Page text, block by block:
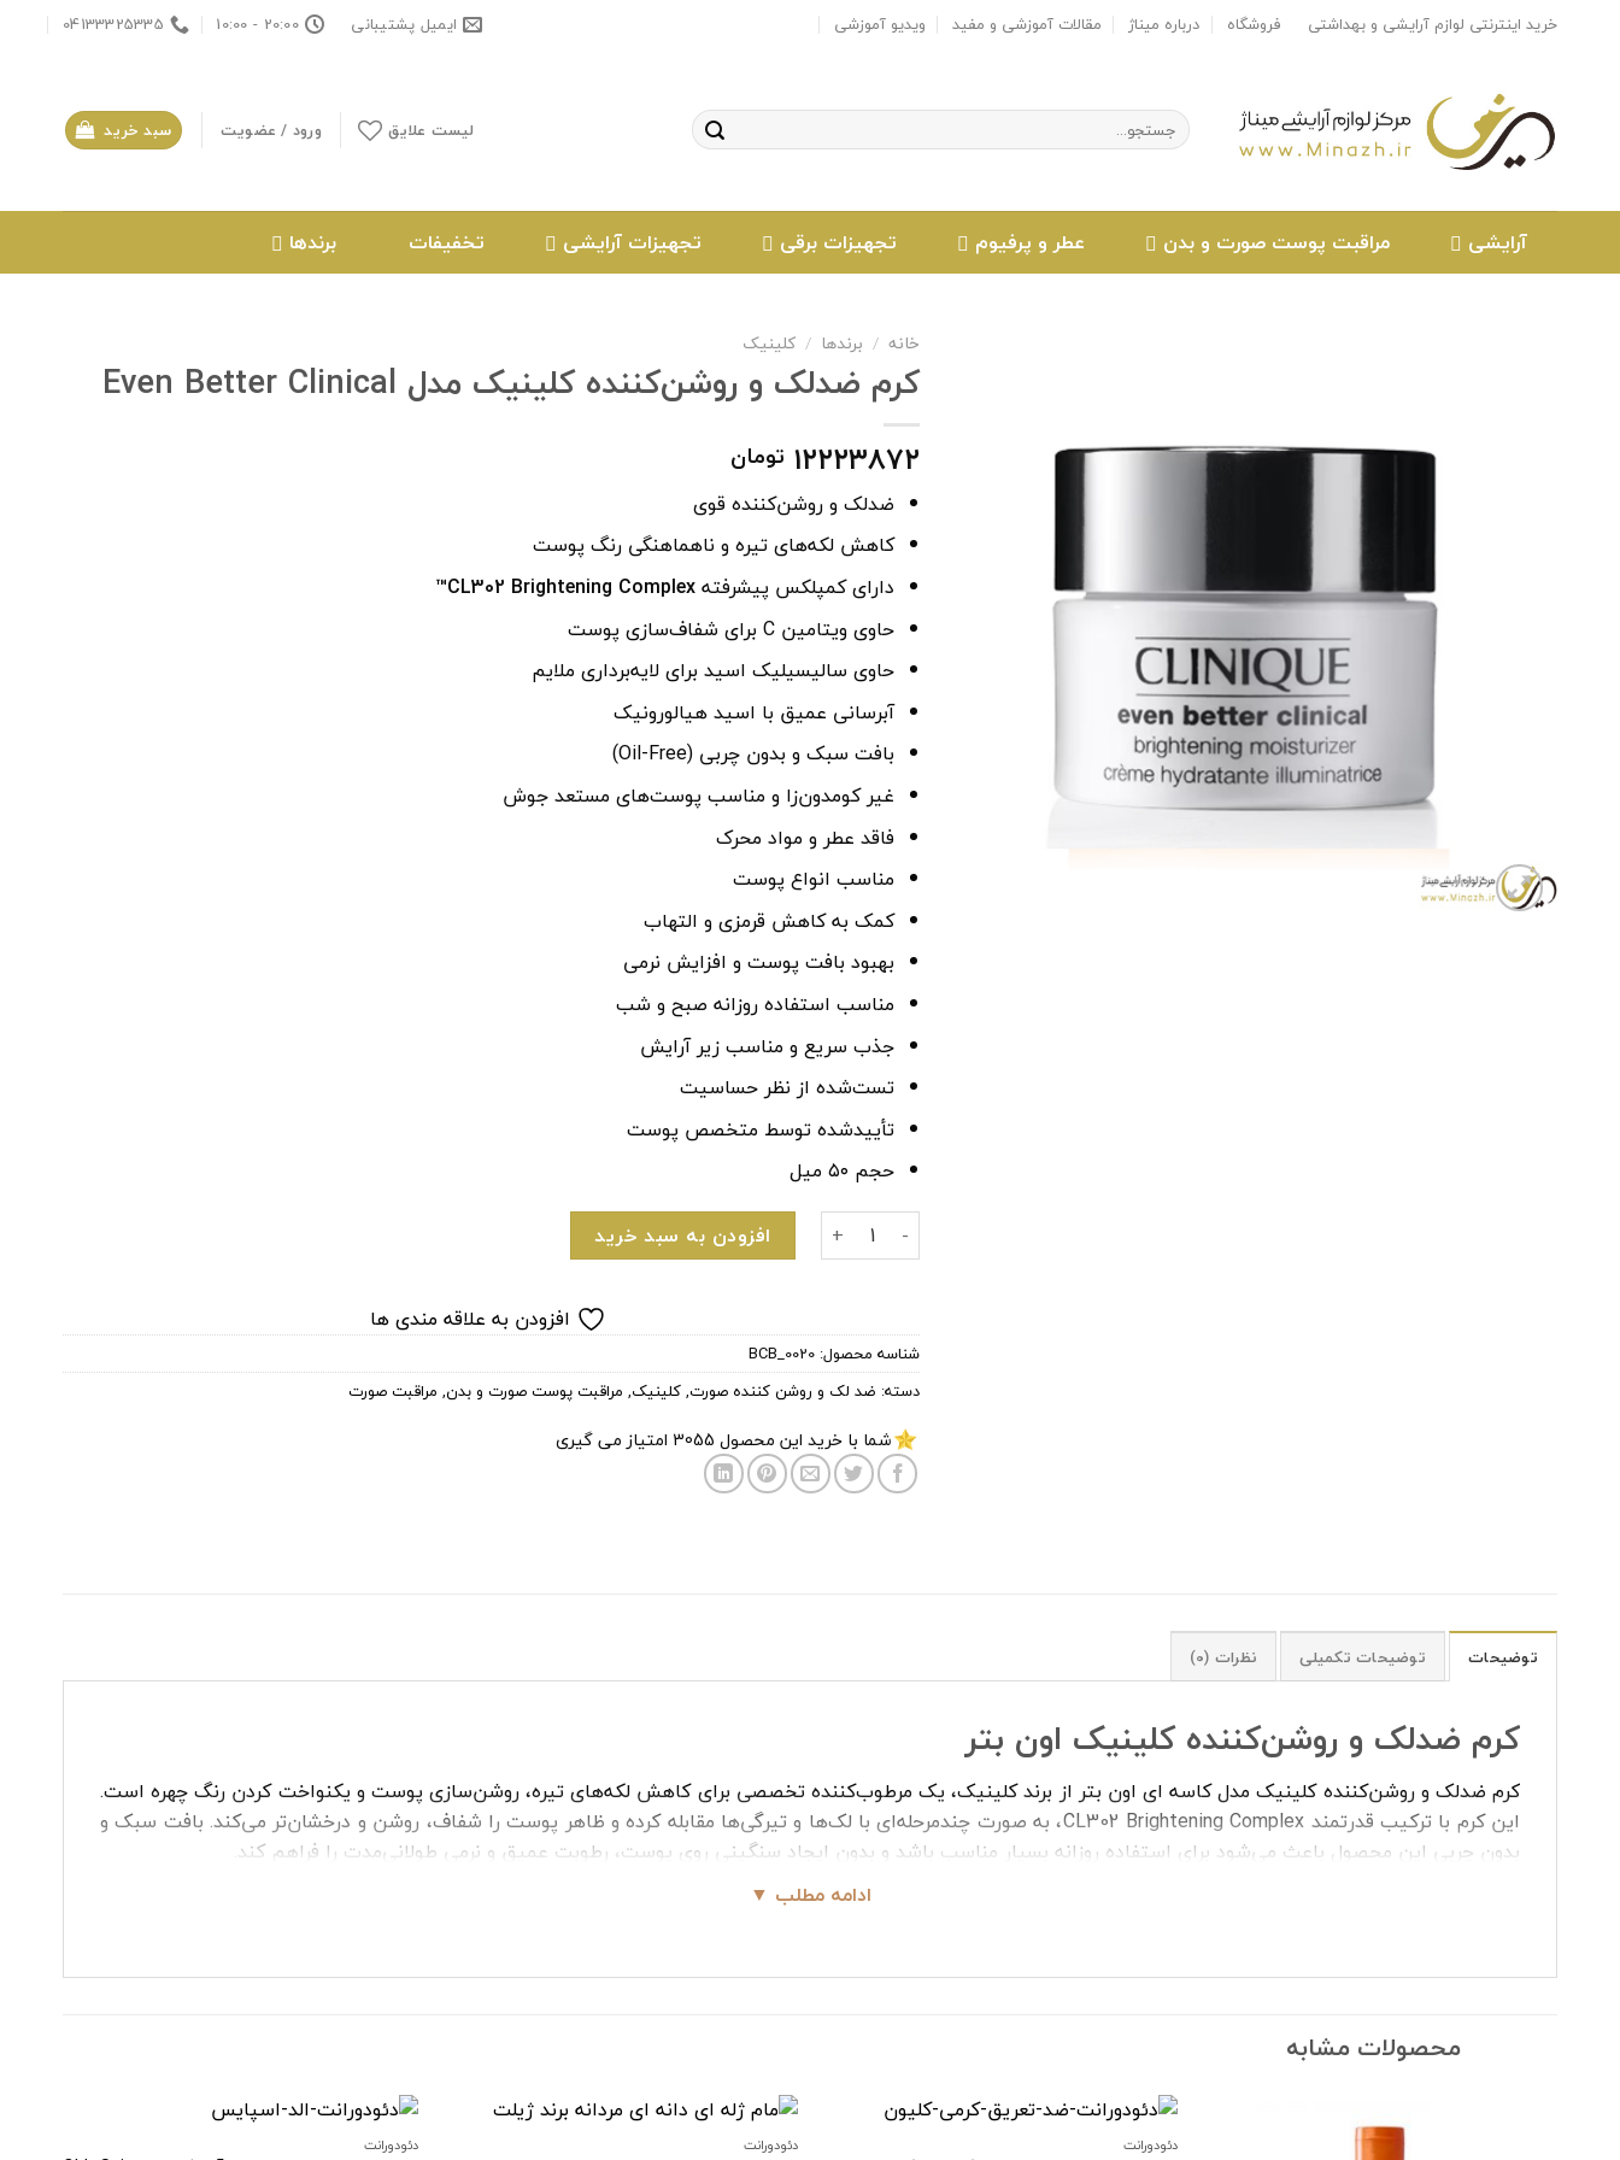
خرید اینترنتی لوازم آرایشی و بهداشتی فروشگاه درباره میناژ مقالات آموزشی و مفید ویدیو آموزشی ایمیل پشتیبانی 20:00 - 10:00
04133325335
جستجو
برای:
لیست علایق ورود / عضویت سبد خرید
آرایشی مراقبت پوست صورت و بدن عطر و پرفیوم تجهیزات برقی تجهیزات آرایشی تخفیفات برندها
خانه / برندها / کلینیک
کرم ضدلک و روشن‌کننده کلینیک مدل Even Better Clinical
۱۲۲۲۳۸۷۲ تومان
ضدلک و روشن‌کننده قوی
کاهش لکه‌های تیره و ناهماهنگی رنگ پوست
دارای کمپلکس پیشرفتهCL302 Brightening Complex™
حاوی ویتامین C برای شفاف‌سازی پوست
حاوی سالیسیلیک اسید برای لایه‌برداری ملایم
آبرسانی عمیق با اسید هیالورونیک
بافت سبک و بدون چربی (Oil-Free)
غیر کومدون‌زا و مناسب پوست‌های مستعد جوش
فاقد عطر و مواد محرک
مناسب انواع پوست
کمک به کاهش قرمزی و التهاب
بهبود بافت پوست و افزایش نرمی
مناسب استفاده روزانه صبح و شب
جذب سریع و مناسب زیر آرایش
تست‌شده از نظر حساسیت
تأیید‌شده توسط متخصص پوست
حجم ۵۰ میل
کرم ضدلک و روشن‌کننده کلینیک مدل Even Better Clinical عدد
افزودن به سبد خرید
افزودن به علاقه مندی ها
شناسه محصول:BCB_0020
دسته: ضد لک و روشن کننده صورت,کلینیک, مراقبت پوست صورت و بدن, مراقبت صورت
شما با خرید این محصول 3055 امتیاز می گیری
توضیحات توضیحات تکمیلی نظرات (0)
کرم ضدلک و روشن‌کننده کلینیک اون بتر
کرم ضدلک و روشن‌کننده کلینیک مدل کاسه ای اون بتر از برند کلینیک، یک مرطوب‌کننده تخصصی برای کاهش لکه‌های تیره، روشن‌سازی پوست و یکنواخت کردن رنگ چهره است.
این کرم با ترکیب قدرتمند CL302 Brightening Complex، به صورت چندمرحله‌ای با لک‌ها و تیرگی‌ها مقابله کرده و ظاهر پوست را شفاف، روشن و درخشان‌تر می‌کند. بافت سبک و
بدون چربی این محصول باعث می‌شود برای استفاده روزانه بسیار مناسب باشد و بدون ایجاد سنگینی روی پوست، رطوبت عمیق و نرمی طولانی‌مدت را فراهم کند.
حاوی اسید سالیسیلیک برای لایه‌برداری ملایم و کمک به کاهش تیرگی
گلوکوزامین جهت بهبود ظاهر پوست و کمک به کاهش نقاط دکلره
حاوی عصاره مخمر جهت کاهش تجمع رنگدانه و لکه‌های پوستی
ادامه مطلب ▼
محصولات مشابه
دئودورانت دئودورانت دئودورانت